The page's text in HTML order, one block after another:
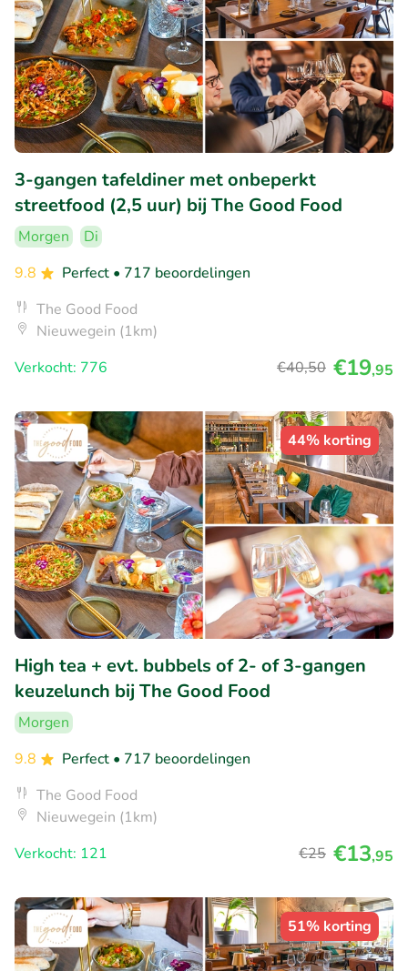
3-gangen tafeldiner met onbeperkt
streetfood (2,5 uur) bij The Good Food
Morgen
Di
9.8
Perfect • 717 beoordelingen
The Good Food
Nieuwegein (1km)
Verkocht: 776
€40,50 €19,95
44% korting
High tea + evt. bubbels of 2- of 3-gangen
keuzelunch bij The Good Food
Morgen
9.8
Perfect • 717 beoordelingen
The Good Food
Nieuwegein (1km)
Verkocht: 121
€25 €13,95
51% korting